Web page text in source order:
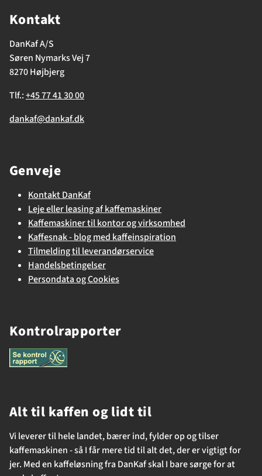
Kontakt
DanKaf A/S
Søren Nymarks Vej 7
8270 Højbjerg
Tlf.:+45 77 41 30 00
dankaf@dankaf.dk
Genveje
Kontakt DanKaf
Leje eller leasing af kaffemaskiner
Kaffemaskiner til kontor og virksomhed
Kaffesnak - blog med kaffeinspiration
Tilmelding til leverandørservice
Handelsbetingelser
Persondata og Cookies
Kontrolrapporter
Alt til kaffen og lidt til
Vi leverer til hele landet, bærer ind, fylder op og tilser
kaffemaskinen - så I får mere tid til alt det, der er vigtigt for
jer. Med en kaffeløsning fra DanKaf skal I bare sørge for at